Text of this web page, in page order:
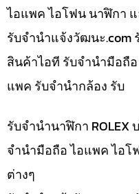
ไอแพค ไอโฟน นาฬิกา
รับจํานําแจ้งวัฒนะ.com
สินค้าไอที รับจำนำมือถื
แพค รับจำนำกล้อง รับ
รับจำนำนาฬิกา ROLEX
จำนำมือถือ ไอแพค ไอ
ต่างๆ